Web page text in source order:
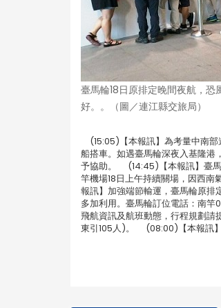
臺馬輪18日原排定晚間夜航，
好。。（圖／連江縣交旅局）
(15:05)【本報訊】為考量中南部
船搭車。如遇臺馬輪深夜入基隆港
予協助。 (14:45)【本報訊】臺馬
竿機場18日上午持續關場，因西
報訊】加強端節輸運，臺馬輪原排
多加利用。臺馬輪訂位電話：南
飛航資訊及航班動態，行程規劃
東引105人)。 (08:00)【本報訊】